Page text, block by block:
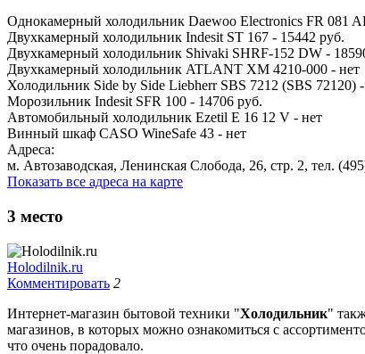
Однокамерный холодильник Daewoo Electronics FR 081
Двухкамерный холодильник Indesit ST 167 - 15442 руб.
Двухкамерный холодильник Shivaki SHRF-152 DW -
Двухкамерный холодильник ATLANT ХМ 4210-000 - нет
Холодильник Side by Side Liebherr SBS 7212 (SBS 72120)
Морозильник Indesit SFR 100 - 14706 руб.
Автомобильный холодильник Ezetil E 16 12 V - нет
Винный шкаф CASO WineSafe 43 - нет
Адреса:
м. Автозаводская, Ленинская Слобода, 26, стр. 2, тел.
Показать все адреса на карте
3 место
Holodilnik.ru
Комментировать 2
Интернет-магазин бытовой техники "Холодильник"
магазинов, в которых можно ознакомиться с
что очень порадовало.